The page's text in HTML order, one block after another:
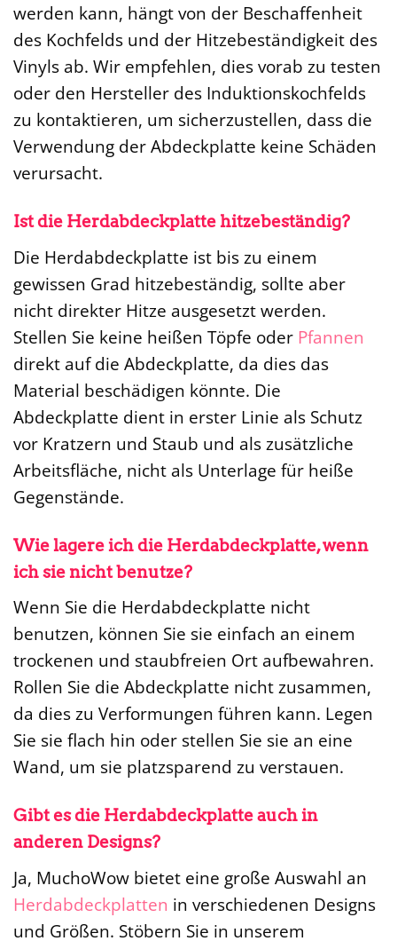
werden kann, hängt von der Beschaffenheit
des Kochfelds und der Hitzebeständigkeit des
Vinyls ab. Wir empfehlen, dies vorab zu testen
oder den Hersteller des Induktionskochfelds
zu kontaktieren, um sicherzustellen, dass die
Verwendung der Abdeckplatte keine Schäden
verursacht.
Ist die Herdabdeckplatte hitzebeständig?
Die Herdabdeckplatte ist bis zu einem
gewissen Grad hitzebeständig, sollte aber
nicht direkter Hitze ausgesetzt werden.
Stellen Sie keine heißen Töpfe oder Pfannen
direkt auf die Abdeckplatte, da dies das
Material beschädigen könnte. Die
Abdeckplatte dient in erster Linie als Schutz
vor Kratzern und Staub und als zusätzliche
Arbeitsfläche, nicht als Unterlage für heiße
Gegenstände.
Wie lagere ich die Herdabdeckplatte, wenn
ich sie nicht benutze?
Wenn Sie die Herdabdeckplatte nicht
benutzen, können Sie sie einfach an einem
trockenen und staubfreien Ort aufbewahren.
Rollen Sie die Abdeckplatte nicht zusammen,
da dies zu Verformungen führen kann. Legen
Sie sie flach hin oder stellen Sie sie an eine
Wand, um sie platzsparend zu verstauen.
Gibt es die Herdabdeckplatte auch in
anderen Designs?
Ja, MuchoWow bietet eine große Auswahl an
Herdabdeckplatten in verschiedenen Designs
und Größen. Stöbern Sie in unserem